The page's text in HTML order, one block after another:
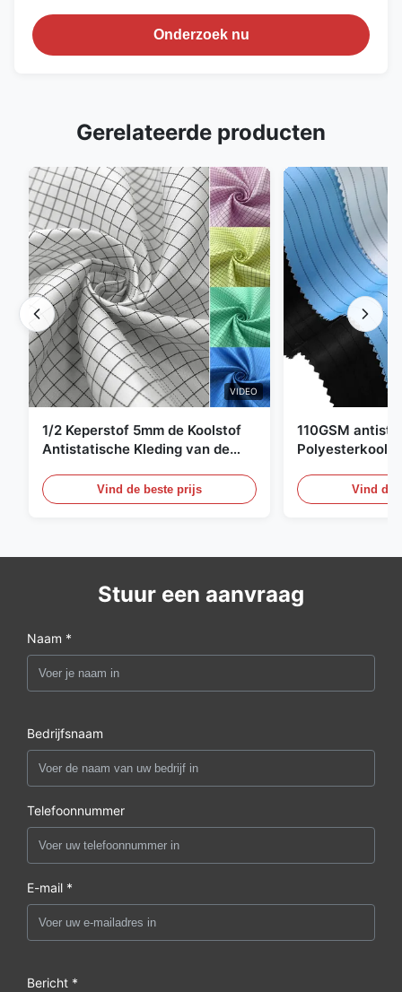
Onderzoek nu
Gerelateerde producten
VIDEO
1/2 Keperstof 5mm de Koolstof
Antistatische Kleding van de
Vind de beste prijs
110GSM
Vind de
Stuur een aanvraag
Naam *
Bedrijfsnaam
Telefoonnummer
E-mail *
Bericht *